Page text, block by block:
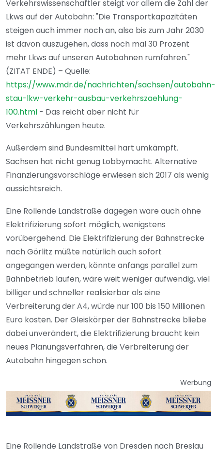
Verkehrswissenschaftler steigt vor allem die Zahl der
Lkws auf der Autobahn: "Die Transportkapazitäten
steigen auch immer noch an, also bis zum Jahr 2030
ist davon auszugehen, dass noch mal 30 Prozent
mehr Lkws auf unseren Autobahnen rumfahren."
(ZITAT ENDE) – Quelle:
https://www.mdr.de/nachrichten/sachsen/autobahn-
stau-lkw-verkehr-ausbau-verkehrszaehlung-
100.html - Das reicht aber nicht für
Verkehrszählungen heute.
Außerdem sind Bundesmittel hart umkämpft.
Sachsen hat nicht genug Lobbymacht. Alternative
Finanzierungsvorschläge erwiesen sich 2017 als wenig
aussichtsreich.
Eine Rollende Landstraße dagegen wäre auch ohne
Elektrifizierung sofort möglich, wenigstens
vorübergehend. Die Elektrifizierung der Bahnstrecke
nach Görlitz müßte natürlich auch sofort
angegangen werden, könnte anfangs parallel zum
Bahnbetrieb laufen, wäre weit weniger aufwendig, viel
billiger und schneller realisierbar als eine
Verbreiterung der A4, würde nur 100 bis 150 Millionen
Euro kosten. Der Gleiskörper der Bahnstrecke bliebe
dabei unverändert, die Elektrifizierung braucht kein
neues Planungsverfahren, die Verbreiterung der
Autobahn hingegen schon.
Werbung
Eine Rollende Landstraße von Dresden nach Breslau